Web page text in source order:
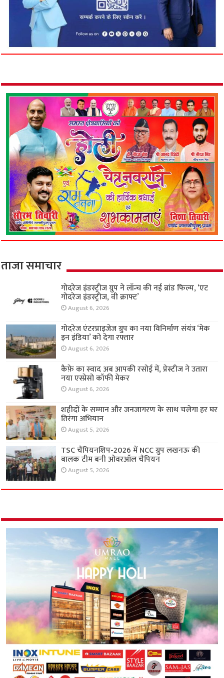
ताजा समाचार
गोदरेज इंडस्ट्रीज ग्रुप ने लॉन्च की नई ब्रांड फिल्म, ‘एट
गोदरेज इंडस्ट्रीज, वी क्राफ्ट’
August 6, 2026
गोदरेज एंटरप्राइजेज ग्रुप का नया विनिर्माण संयंत्र ‘मेक
इन इंडिया’ को देगा रफ्तार
August 6, 2026
कैफ़े का स्वाद अब आपकी रसोई में, प्रेस्टीज ने उतारा
नया एस्प्रेसो कॉफी मेकर
August 6, 2026
शहीदों के सम्मान और जनजागरण के साथ चलेगा हर घर
तिरंगा अभियान
August 5, 2026
TSC चैंपियनशिप-2026 में NCC ग्रुप लखनऊ की
बालक टीम बनी ओवरऑल चैंपियन
August 5, 2026